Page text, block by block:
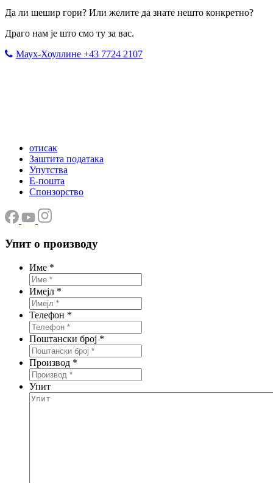
Да ли шешир гори? Или желите да знате нешто конкретно?
Драго нам је што смо ту за вас.
Маух-Хоуллине +43 7724 2107
отисак
Заштита података
Упутства
Е-пошта
Спонзорство
Упит о производу
Име *
Имејл *
Телефон *
Поштански број *
Производ *
Упит